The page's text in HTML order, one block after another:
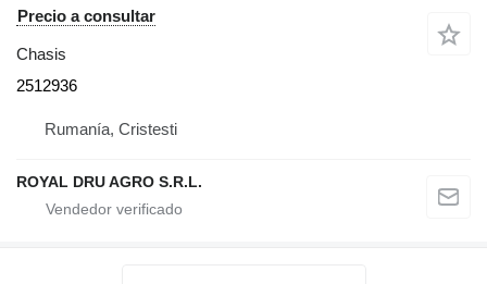
Precio a consultar
Chasis
2512936
Rumanía, Cristesti
ROYAL DRU AGRO S.R.L.